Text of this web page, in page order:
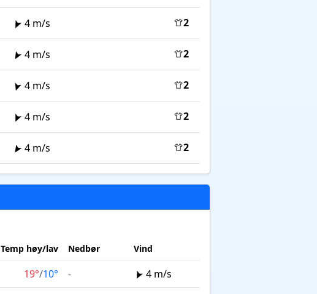
4 m/s 2
4 m/s 2
4 m/s 2
4 m/s 2
4 m/s 2
Temp høy/lav Nedbør Vind
19°/10° - 4 m/s